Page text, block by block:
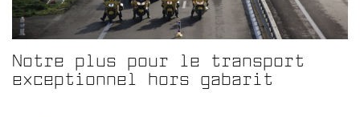
Notre plus pour le transport
exceptionnel hors gabarit